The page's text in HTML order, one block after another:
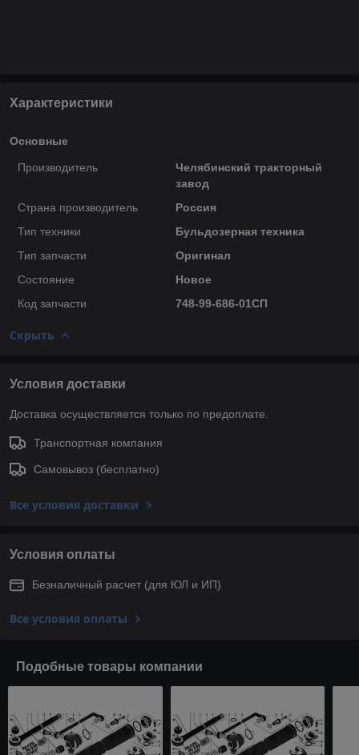
Характеристики
Основные
Производитель
Челябинский тракторный
завод
Страна производитель
Россия
Тип техники
Бульдозерная техника
Тип запчасти
Оригинал
Состояние
Новое
Код запчасти
748-99-686-01СП
Скрыть
Условия доставки
Доставка осуществляется только по предоплате.
Транспортная компания
Самовывоз (бесплатно)
Все условия доставки
Условия оплаты
Безналичный расчет (для ЮЛ и ИП)
Все условия оплаты
Подобные товары компании